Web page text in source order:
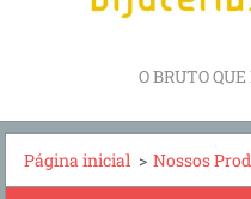
O BRUTO
Página inicial > Nossos